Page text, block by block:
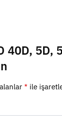
40D,
* ile